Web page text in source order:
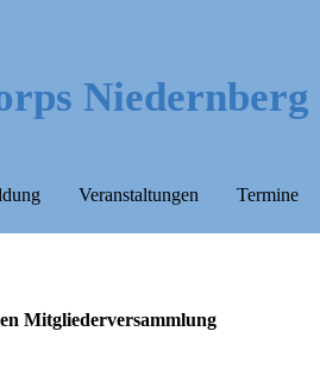
Niedernberg
Veranstaltungen Termine
Mitgliederversammlung